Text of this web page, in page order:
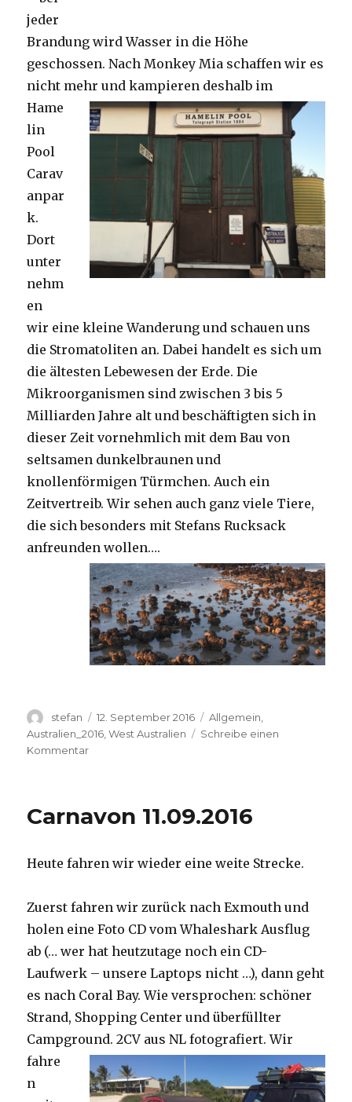
jeder
Brandung wird Wasser in die Höhe
geschossen. Nach Monkey Mia schaffen wir es
nicht mehr und kampieren deshalb im
Hame
lin
Pool
Carav
anpar
k.
Dort
unter
nehm
en
wir eine kleine Wanderung und schauen uns
die Stromatoliten an. Dabei handelt es sich um
die ältesten Lebewesen der Erde. Die
Mikroorganismen sind zwischen 3 bis 5
Milliarden Jahre alt und beschäftigten sich in
dieser Zeit vornehmlich mit dem Bau von
seltsamen dunkelbraunen und
knollenförmigen Türmchen. Auch ein
Zeitvertreib. Wir sehen auch ganz viele Tiere,
die sich besonders mit Stefans Rucksack
anfreunden wollen….
Autor
stefan
Veröffentlicht
am
12. September 2016 Kategorien
Allgemein
Australien_2016 ,West Australien
Schreibe einen
Kommentarzu
Carnavon 11.09.2016
Heute fahren wir wieder eine weite Strecke.
Zuerst fahren wir zurück nach Exmouth und
holen eine Foto CD vom Whaleshark Ausflug
ab (… wer hat heutzutage noch ein CD-
Laufwerk – unsere Laptops nicht …), dann geht
es nach Coral Bay. Wie versprochen: schöner
Strand, Shopping Center und überfüllter
Campground.2CV aus NL fotografiert. Wir
fahre
n